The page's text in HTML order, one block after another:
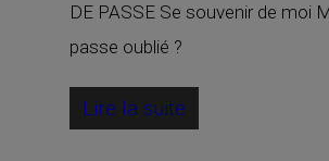
DE PASSE Se souvenir de moi
passe oublié ?
Lire la suite